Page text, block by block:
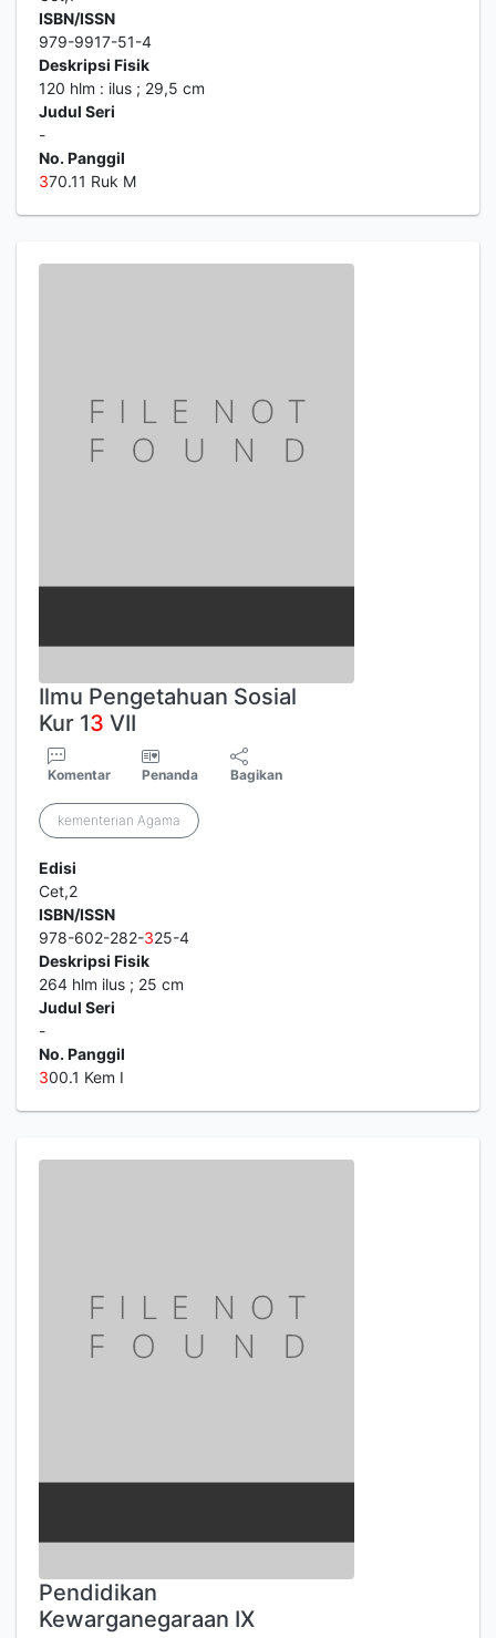
ISBN/ISSN
979-9917-51-4
Deskripsi Fisik
120 hlm : ilus ; 29,5 cm
Judul Seri
-
No. Panggil
370.11 Ruk M
Ilmu Pengetahuan Sosial
Kur 13 VII
Komentar Penanda Bagikan
kementerian Agama
Edisi
Cet,2
ISBN/ISSN
978-602-282-325-4
Deskripsi Fisik
264 hlm ilus ; 25 cm
Judul Seri
-
No. Panggil
300.1 Kem I
Pendidikan
Kewarganegaraan IX